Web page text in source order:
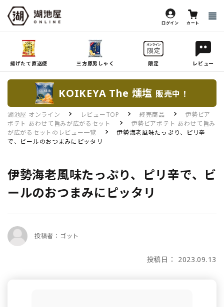
ログイン カート
揚げたて直送便 三方原男しゃく 限定 レビュー
KOIKEYA The 燻塩 販売中！
湖池屋 オンライン レビューTOP 終売商品
伊勢ビア
ポテト あわせて旨みが広がるセット
伊勢ビアポテト あわせて旨み
が広がるセットのレビュー一覧
伊勢海老風味たっぷり、ピリ辛
で、ビールのおつまみにピッタリ
伊勢海老風味たっぷり、ピリ辛で、ビ
ールのおつまみにピッタリ
投稿者：ゴット
投稿日： 2023.09.13